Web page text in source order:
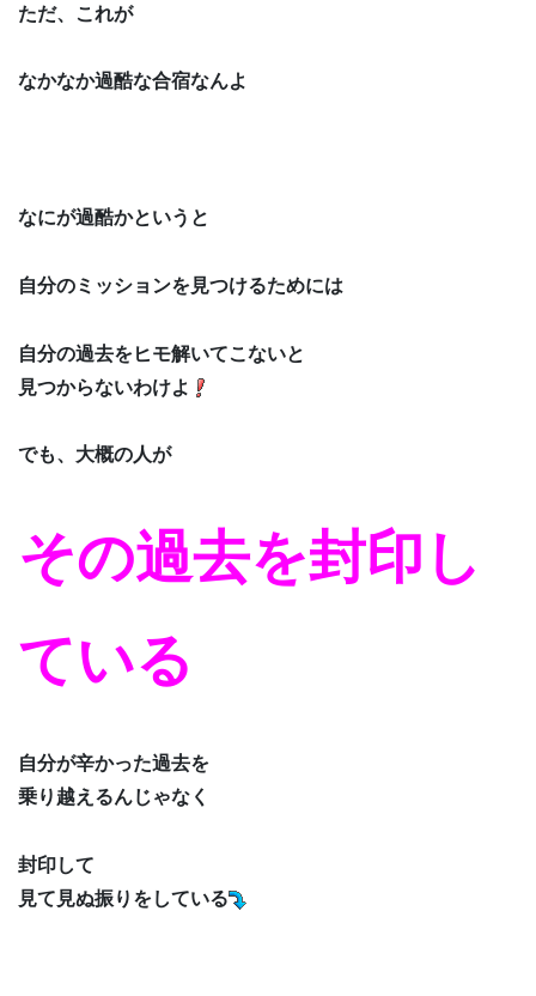
ただ、これが
なかなか過酷な合宿なんよ
なにが過酷かというと
自分のミッションを見つけるためには
自分の過去をヒモ解いてこないと
見つからないわけよ
でも、大概の人が
その過去を封印し
ている
自分が辛かった過去を
乗り越えるんじゃなく
封印して
見て見ぬ振りをしている